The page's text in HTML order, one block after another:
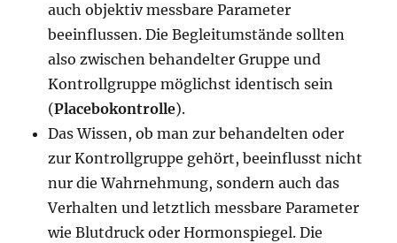
auch objektiv messbare Parameter
beeinflussen. Die Begleitumstände sollten
also zwischen behandelter Gruppe und
Kontrollgruppe möglichst identisch sein
(Placebokontrolle).
Das Wissen, ob man zur behandelten oder
zur Kontrollgruppe gehört, beeinflusst nicht
nur die Wahrnehmung, sondern auch das
Verhalten und letztlich messbare Parameter
wie Blutdruck oder Hormonspiegel. Die